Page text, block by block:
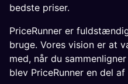
bedste priser.
PriceRunner er
bruge. Vores vision er at
med, når du
blev PriceRunner en del af